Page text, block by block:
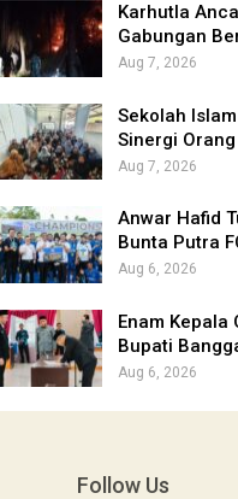
Karhutla
Gabungan
Aug 7, 2026
Sekolah
Sinergi
Aug 7, 2026
Anwar Hafid
Bunta Putra
Aug 6, 2026
Enam Kepala
Bupati
Aug 6, 2026
Follow Us